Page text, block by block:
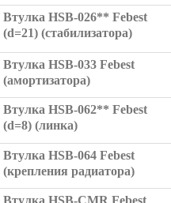
Втулка HSB-026** Febest
(d=21) (стабилизатора)
Втулка HSB-033 Febest
(амортизатора)
Втулка HSB-062** Febest
(d=8) (линка)
Втулка HSB-064 Febest
(крепления радиатора)
Втулка HSB-CMR Febest